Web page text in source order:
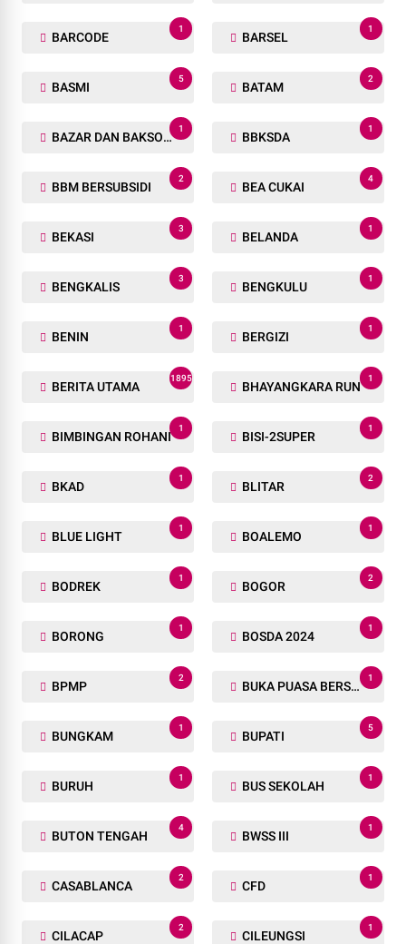
BARCODE
1
BARSEL
1
BASMI
5
BATAM
2
BAZAR DAN BAKSOS RAMADHAN
1
BBKSDA
1
BBM BERSUBSIDI
2
BEA CUKAI
4
BEKASI
3
BELANDA
1
BENGKALIS
3
BENGKULU
1
BENIN
1
BERGIZI
1
BERITA UTAMA
1895
BHAYANGKARA RUN
1
BIMBINGAN ROHANI
1
BISI-2SUPER
1
BKAD
1
BLITAR
2
BLUE LIGHT
1
BOALEMO
1
BODREK
1
BOGOR
2
BORONG
1
BOSDA 2024
1
BPMP
2
BUKA PUASA BERSAMA
1
BUNGKAM
1
BUPATI
5
BURUH
1
BUS SEKOLAH
1
BUTON TENGAH
4
BWSS III
1
CASABLANCA
2
CFD
1
CILACAP
2
CILEUNGSI
1